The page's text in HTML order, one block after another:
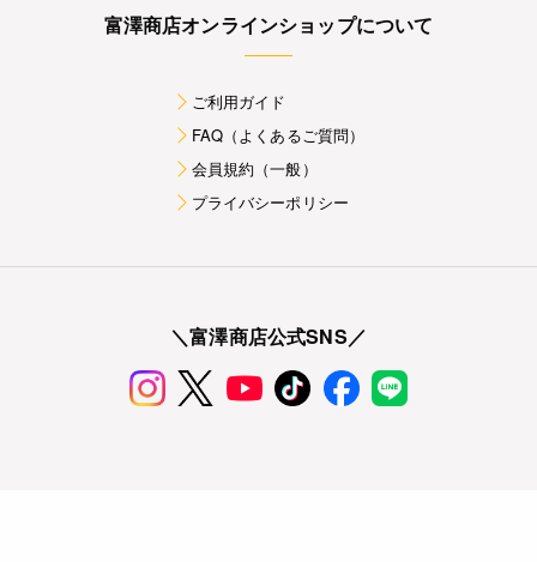
富澤商店オンラインショップについて
ご利用ガイド
FAQ（よくあるご質問）
会員規約（一般）
プライバシーポリシー
＼富澤商店公式SNS／